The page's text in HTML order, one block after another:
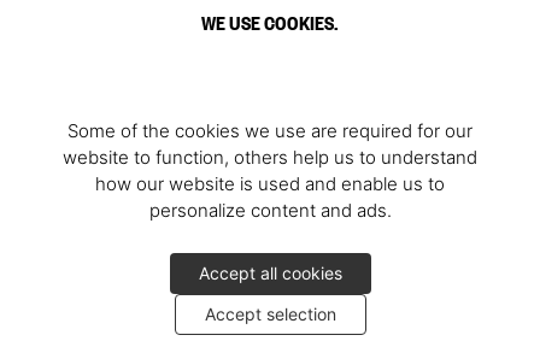
WE USE COOKIES.
Some of the cookies we use are required for our
website to function, others help us to understand
how our website is used and enable us to
personalize content and ads.
Accept all cookies
Accept selection